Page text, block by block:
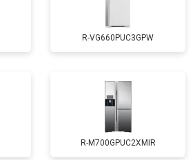
R-VG660PUC3GPW
R-M700GPUC2XMIR